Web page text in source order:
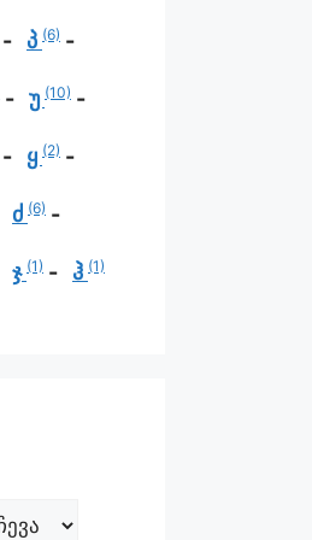
პ (6)
უ (10)
ყ (2)
ძ (6)
ჯ (1) ჰ (1)